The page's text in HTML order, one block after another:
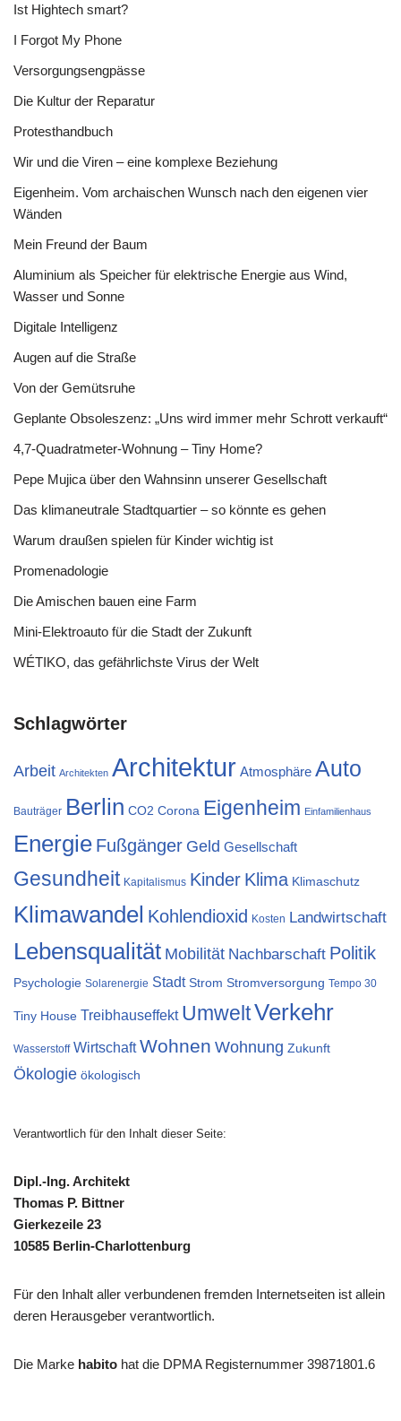
Ist Hightech smart?
I Forgot My Phone
Versorgungsengpässe
Die Kultur der Reparatur
Protesthandbuch
Wir und die Viren – eine komplexe Beziehung
Eigenheim. Vom archaischen Wunsch nach den eigenen vier
Wänden
Mein Freund der Baum
Aluminium als Speicher für elektrische Energie aus Wind,
Wasser und Sonne
Digitale Intelligenz
Augen auf die Straße
Von der Gemütsruhe
Geplante Obsoleszenz: „Uns wird immer mehr Schrott verkauft“
4,7-Quadratmeter-Wohnung – Tiny Home?
Pepe Mujica über den Wahnsinn unserer Gesellschaft
Das klimaneutrale Stadtquartier – so könnte es gehen
Warum draußen spielen für Kinder wichtig ist
Promenadologie
Die Amischen bauen eine Farm
Mini-Elektroauto für die Stadt der Zukunft
WÉTIKO, das gefährlichste Virus der Welt
Schlagwörter
Arbeit Architekten Architektur Atmosphäre Auto
Bauträger Berlin CO2 Corona Eigenheim Einfamilienhaus
Energie Fußgänger Geld Gesellschaft
Gesundheit Kapitalismus Kinder Klima Klimaschutz
Klimawandel Kohlendioxid Kosten Landwirtschaft
Lebensqualität Mobilität Nachbarschaft Politik
Psychologie Solarenergie Stadt Strom Stromversorgung Tempo 30
Tiny House Treibhauseffekt UmweltVerkehr
Wasserstoff Wirtschaft Wohnen Wohnung Zukunft
Ökologie ökologisch
Verantwortlich für den Inhalt dieser Seite:
Dipl.-Ing. Architekt
Thomas P. Bittner
Gierkezeile 23
10585 Berlin-Charlottenburg
Für den Inhalt aller verbundenen fremden Internetseiten ist allein
deren Herausgeber verantwortlich.
Die Marke habito hat die DPMA Registernummer 39871801.6